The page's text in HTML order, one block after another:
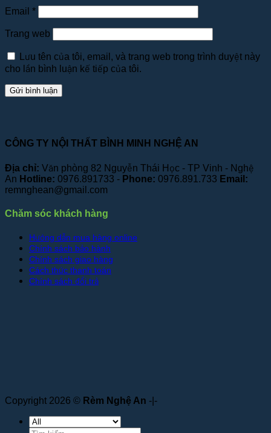
Email *
Trang web
Lưu tên của tôi, email, và trang web trong trình duyệt này
cho lần bình luận kế tiếp của tôi.
CÔNG TY NỘI THẤT BÌNH MINH NGHỆ AN
Địa chỉ: Văn phòng 82 Nguyễn Thái Học - TP Vinh - Nghệ
An Hotline: 0976.891733 - Phone: 0976.891.733 Email:
remnghean@gmail.com
Chăm sóc khách hàng
Hướng dẫn mua hàng online
Chính sách bảo hành
Chính sách giao hàng
Cách thức thanh toán
Chính sách đổi trả
Copyright 2026 © Rèm Nghệ An -|-